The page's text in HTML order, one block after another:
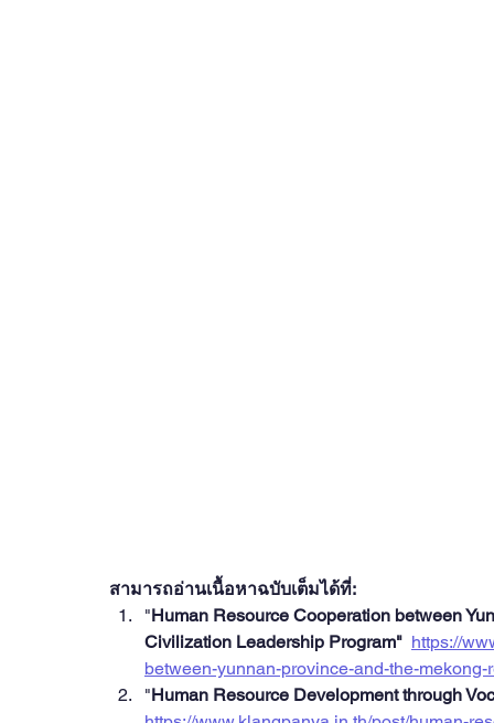
สามารถอ่านเนื้อหาฉบับเต็มได้ที่:
"Human Resource Cooperation between
Civilization Leadership Program" https://
between-yunnan-province-and-the-mekong-
"Human Resource Development through